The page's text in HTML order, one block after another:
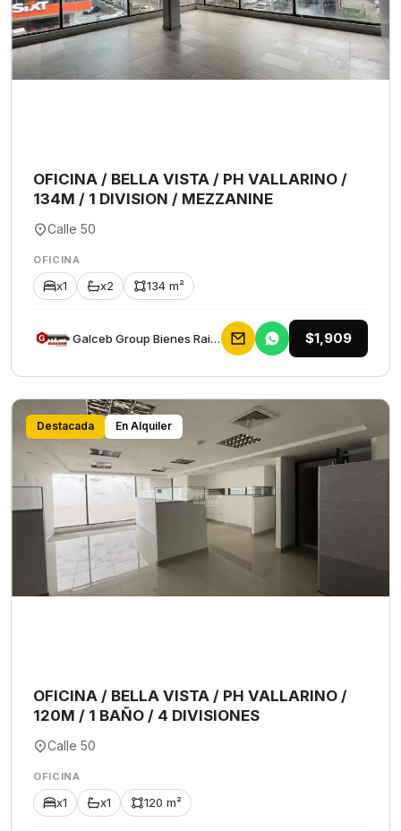
OFICINA / BELLA VISTA / PH VALLARINO /
134M / 1 DIVISION / MEZZANINE
Calle 50
OFICINA
x1 x2 134 m²
Galceb Group Bienes Raices $1,909
Destacada En Alquiler
OFICINA / BELLA VISTA / PH VALLARINO /
120M / 1 BAÑO / 4 DIVISIONES
Calle 50
OFICINA
x1 x1 120 m²